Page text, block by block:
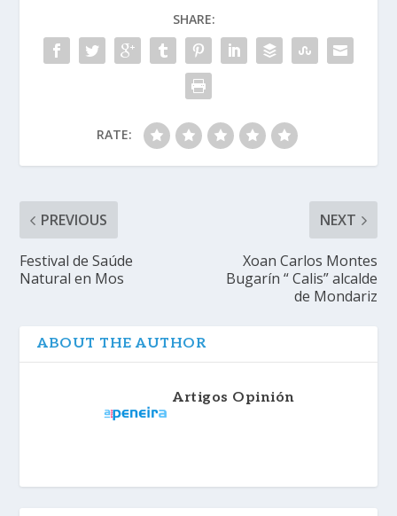
SHARE:
RATE:
PREVIOUS
Festival de Saúde
Natural en Mos
NEXT
Xoan Carlos Montes
Bugarín “ Calis” alcalde
de Mondariz
ABOUT THE AUTHOR
Artigos Opinión